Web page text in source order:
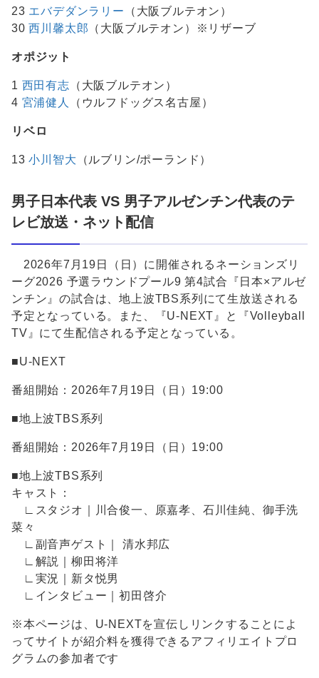
23 エバデダンラリー
（大阪ブルテオン）
30西川馨太郎 （大阪ブルテオン）※リザーブ
オポジット
1 西田有志 （大阪ブルテオン）
4 宮浦健人 （ウルフドッグス名古屋）
リベロ
13小川智大 （ルブリン/ポーランド）
男子日本代表 VS 男子アルゼンチン代表のテ
レビ放送・ネット配信
2026年7月19日（日）に開催されるネーションズリ
ーグ2026 予選ラウンドプール9 第4試合『日本×アルゼ
ンチン』の試合は、地上波TBS系列にて生放送される
予定となっている。また、『U-NEXT』と『Volleyball
TV』にて生配信される予定となっている。
■U-NEXT
番組開始：2026年7月19日（日）19:00
■地上波TBS系列
番組開始：2026年7月19日（日）19:00
■地上波TBS系列
キャスト：
∟スタジオ｜川合俊一、原嘉孝、石川佳純、御手洗
菜々
∟副音声ゲスト｜ 清水邦広
∟解説｜柳田将洋
∟実況｜新タ悦男
∟インタビュー｜初田啓介
※本ページは、U-NEXTを宣伝しリンクすることによ
ってサイトが紹介料を獲得できるアフィリエイトプロ
グラムの参加者です